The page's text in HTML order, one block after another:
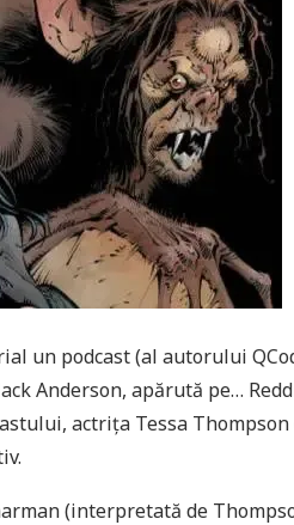
un podcast (al autorului
Anderson, apărută pe…
actrița Tessa Thompson
(interpretată de